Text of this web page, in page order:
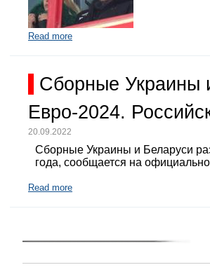
Read more
Сборные Украины
Евро-2024.
20.09.2022
Сборные Украины и Беларуси
года, сообщается на
Read more